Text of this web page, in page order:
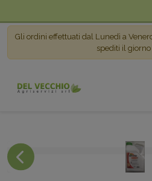
Gli ordini effettuati dal Lunedì a
spediti il giorno